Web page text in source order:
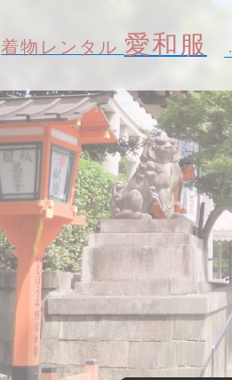
着物レンタル 愛和服